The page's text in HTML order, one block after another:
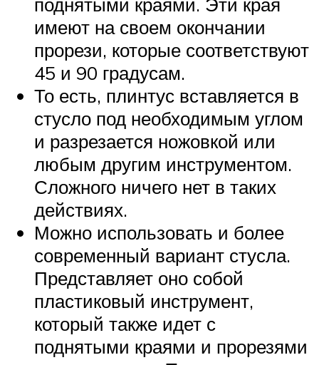
имеют на своем окончании
прорези, которые соответствуют
45 и 90 градусам.
То есть, плинтус вставляется в
стусло под необходимым углом
и разрезается ножовкой или
любым другим инструментом.
Сложного ничего нет в таких
действиях.
Можно использовать и более
современный вариант стусла.
Представляет оно собой
пластиковый инструмент,
который также идет с
поднятыми краями и прорезями